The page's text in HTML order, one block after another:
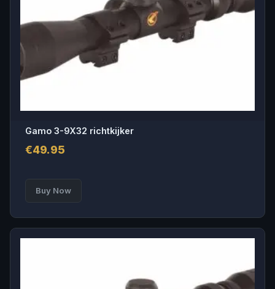
Gamo 3-9X32 richtkijker
€49.95
Buy Now